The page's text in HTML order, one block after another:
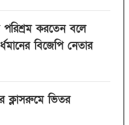
পরিশ্রম করতেন বলে
বিজেপি নেতার
ক্লাসরুমে ভিতর